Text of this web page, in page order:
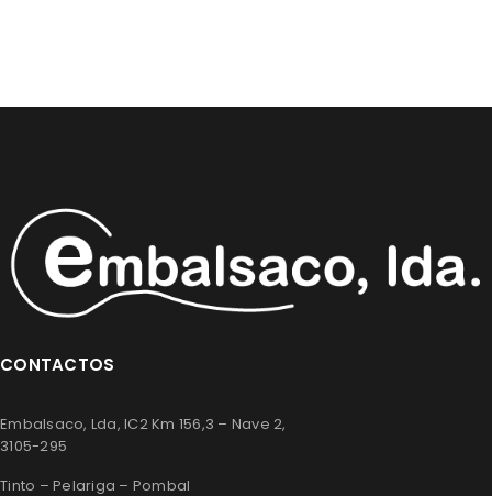
CONTACTOS
Embalsaco, Lda, IC2 Km 156,3 – Nave 2,
3105-295
Tinto – Pelariga – Pombal